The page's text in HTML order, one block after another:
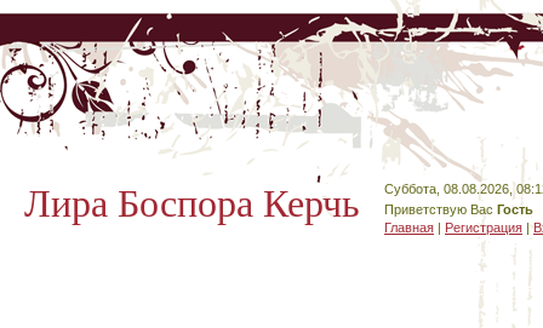
Лира Боспора Керчь
Суббота, 08.08.2026,
Приветствую Вас Гость
Главная | Регистрация |